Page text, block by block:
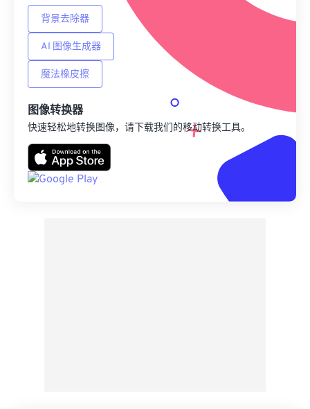
背景去除器
AI 图像生成器
魔法橡皮擦
图像转换器
快速轻松地转换图像，请下载我们的移动转换工具。